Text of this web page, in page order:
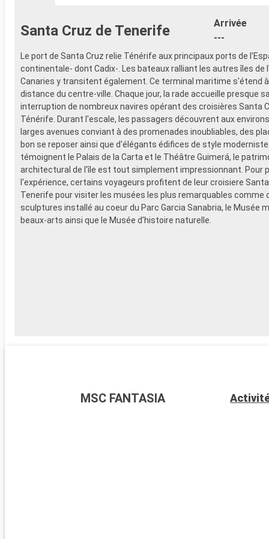
- Activités récréatives pour enfants
- Personnel qualifié multilingue
AUTRES PRIVILÈGES
- Points MSC Voyagers Club
prépayé
SPORT ET
-
Broadway
- Espace
- Salle de
- Activités
adultes,
- Activités
SERVICES
- Personnel
AUTRES
- Points
Santa Cruz de Tenerife
Arrivée
---
Le port de Santa Cruz relie Ténérife aux principaux ports de
continentale- dont Cadix-. Les bateaux ralliant les autres îles de
Canaries y transitent également. Ce terminal maritime s'étend
distance du centre-ville. Chaque jour, la rade accueille presque
interruption de nombreux navires opérant des croisières Santa
Ténérife. Durant l'escale, les passagers découvrent aux
larges avenues conviant à des promenades inoubliables, des
bon se reposer ainsi que d'élégants édifices de style
témoignent le Palais de la Carta et le Théâtre Guimerá, le
architectural de l'île est tout simplement impressionnant. Pour
l'expérience, certains voyageurs profitent de leur croisiere Santa
Tenerife pour visiter les musées les plus remarquables comme
sculptures installé au coeur du Parc Garcia Sanabria, le Musée
beaux-arts ainsi que le Musée d'histoire naturelle.
MSC FANTASIA